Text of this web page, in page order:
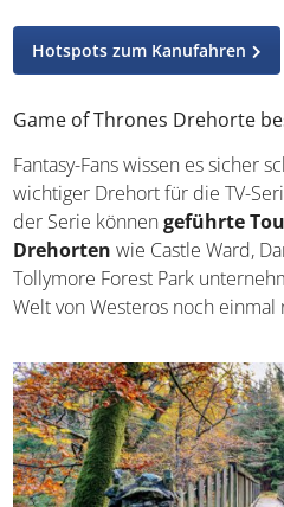
die vielen Flüsse und Seen. Vor
der Nähe von Derry/
für erfahrene Paddler
Hotspots zum Kanufahren
Game of Thrones Drehorte
Fantasy-Fans wissen es sicher
Fans der Serie können
bekannten Drehortenwie
Ballintoy und Tollymore Forest
faszinierende Welt von
aufleben lassen.